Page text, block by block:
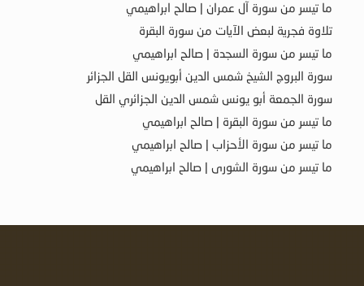
ما تيسر من سورة آل عمران | صالح ابراهيمي
تلاوة فجرية لبعض الآيات من سورة البقرة
ما تيسر من سورة السجدة | صالح ابراهيمي
سورة البروج الشيخ شمس الدين أبويونس القل الجزائر
سورة الجمعة أبو يونس شمس الدين الجزائري القل
ما تيسر من سورة البقرة | صالح ابراهيمي
ما تيسر من سورة الأحزاب | صالح ابراهيمي
ما تيسر من سورة الشورى | صالح ابراهيمي